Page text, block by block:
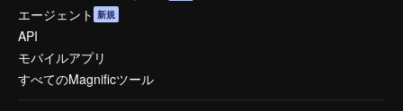
エージェント 新規
API
モバイルアプリ
すべてのMagnificツール